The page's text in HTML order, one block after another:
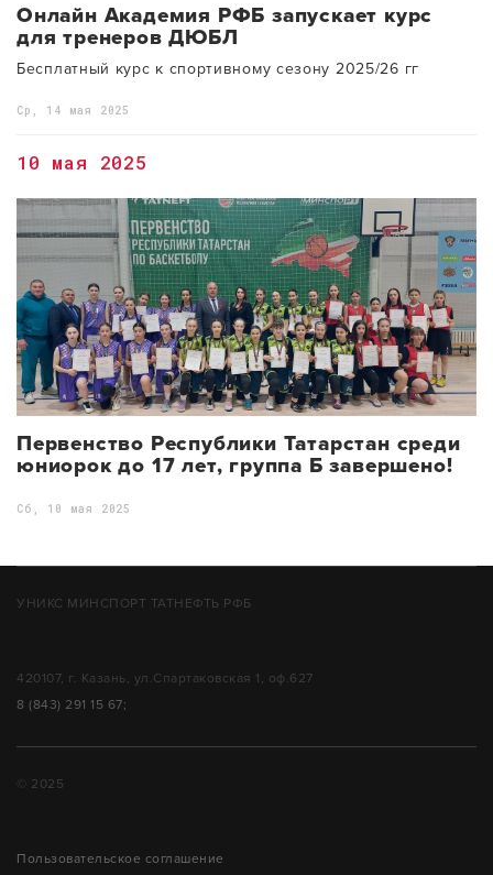
Онлайн Академия РФБ запускает курс
для тренеров ДЮБЛ
Бесплатный курс к спортивному сезону 2025/26 гг
Ср, 14 мая 2025
10 мая 2025
Первенство Республики Татарстан среди
юниорок до 17 лет, группа Б завершено!
Сб, 10 мая 2025
УНИКС МИНСПОРТ ТАТНЕФТЬ РФБ
420107, г. Казань, ул.Спартаковская 1, оф.627
8 (843) 291 15 67;
© 2025
Пользовательское соглашение